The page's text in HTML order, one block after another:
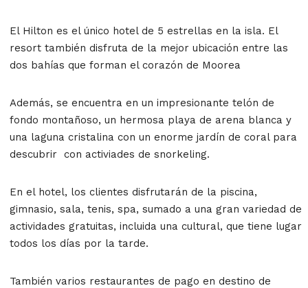
El Hilton es el único hotel de 5 estrellas en la isla. El
resort también disfruta de la mejor ubicación entre las
dos bahías que forman el corazón de Moorea
Además, se encuentra en un impresionante telón de
fondo montañoso, un hermosa playa de arena blanca y
una laguna cristalina con un enorme jardín de coral para
descubrir con activiades de snorkeling.
En el hotel, los clientes disfrutarán de la piscina,
gimnasio, sala, tenis, spa, sumado a una gran variedad de
actividades gratuitas, incluida una cultural, que tiene lugar
todos los días por la tarde.
También varios restaurantes de pago en destino de